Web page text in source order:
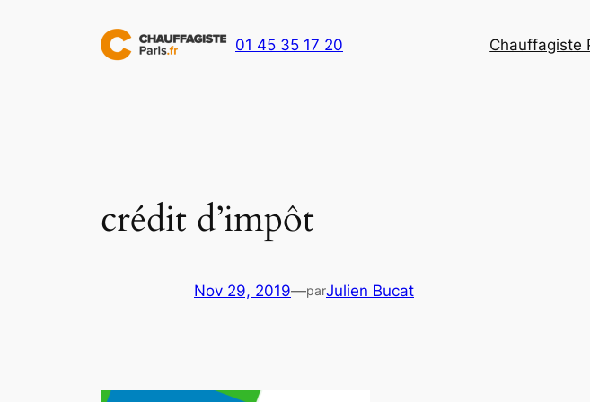
01 45 35 17 20 Chauffagiste
crédit d’impôt
Nov 29, 2019—parJulien Bucat